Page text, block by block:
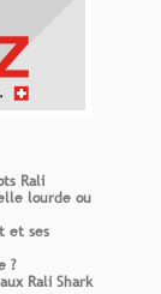
Rali
lourde ou
et ses
?
Rali Shark